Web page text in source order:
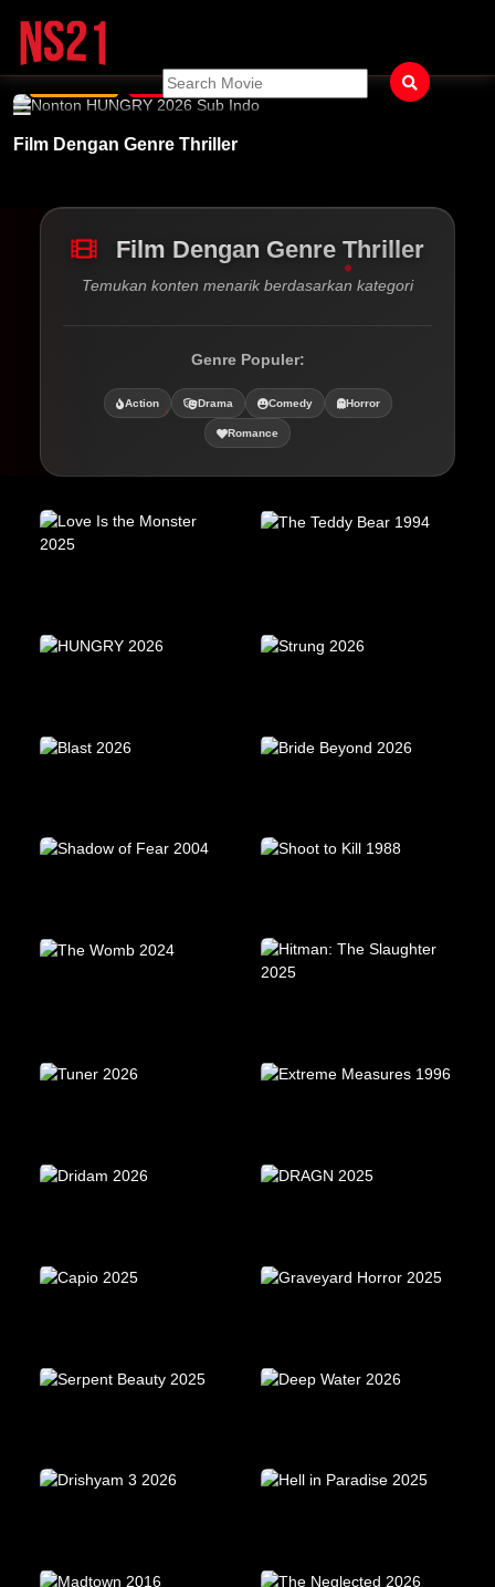
HUNGRY 2026
WATCH TRAILER
Film Dengan Genre Thriller
Film Dengan Genre Thriller
Temukan konten menarik berdasarkan kategori
Genre Populer:
Action Drama Comedy Horror
Romance